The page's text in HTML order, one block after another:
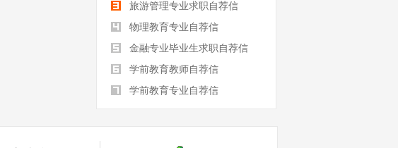
旅游管理专业求职自荐信
物理教育专业自荐信
金融专业毕业生求职自荐信
学前教育教师自荐信
学前教育专业自荐信